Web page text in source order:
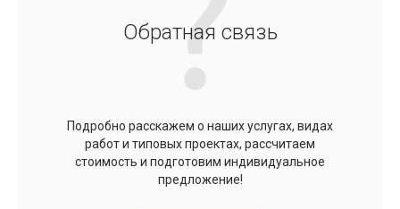
Обратная связь
Подробно расскажем о наших услугах, видах
работ и типовых проектах, рассчитаем
стоимость и подготовим индивидуальное
предложение!